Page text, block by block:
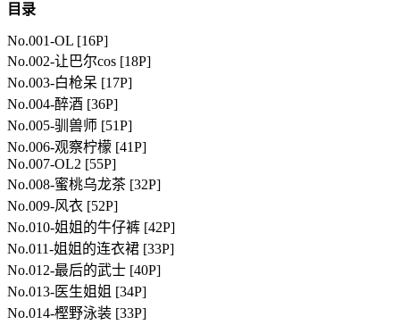
目录
No.001-OL [16P]
No.002-让巴尔cos [18P]
No.003-白枪呆 [17P]
No.004-醉酒 [36P]
No.005-驯兽师 [51P]
No.006-观察柠檬 [41P]
No.007-OL2 [55P]
No.008-蜜桃乌龙茶 [32P]
No.009-风衣 [52P]
No.010-姐姐的牛仔裤 [42P]
No.011-姐姐的连衣裙 [33P]
No.012-最后的武士 [40P]
No.013-医生姐姐 [34P]
No.014-樫野泳装 [33P]